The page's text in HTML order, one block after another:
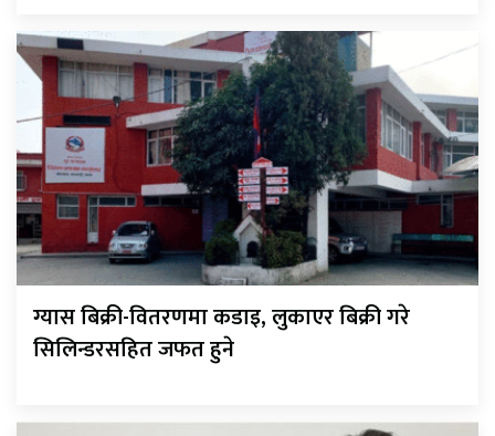
ग्यास बिक्री-वितरणमा कडाइ, लुकाएर बिक्री गरे
सिलिन्डरसहित जफत हुने